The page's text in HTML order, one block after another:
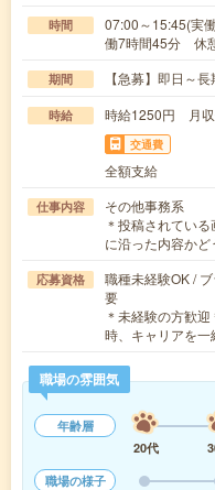
時間
07:00～15:45(実
働7時間45分 休
期間 【急募】即日～
時給 時給1250円 月
交通費
全額支給
仕事内容
その他事務系
＊投稿されてい
に沿った内容か
応募資格
職種未経験OK /
要
＊未経験の方歓
時、キャリアを
職場の雰囲気
年齢層
20代
職場の様子